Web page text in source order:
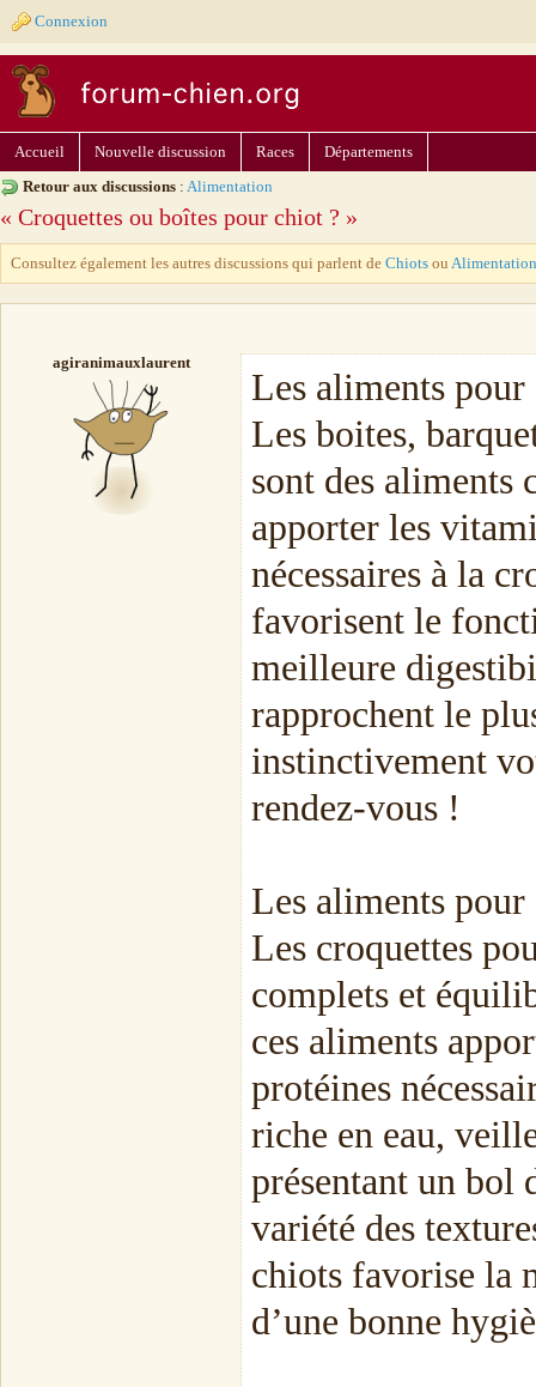
Connexion
Accueil Nouvelle discussion Races
Départements
Retour aux discussions : Alimentation
« Croquettes ou boîtes pour chiot ? »
Consultez également les autres discussions qui parlent de Chiots ou Alimentation
agiranimauxlaurent
Les aliments
Les boites,
sont des aliments
apporter les
nécessaires à la
favorisent le
meilleure
rapprochent le
instinctivement
rendez-vous !
Les aliments pour
Les croquettes
complets et
ces aliments
protéines
riche en eau,
présentant un bol
variété des
chiots favorise la
d’une bonne